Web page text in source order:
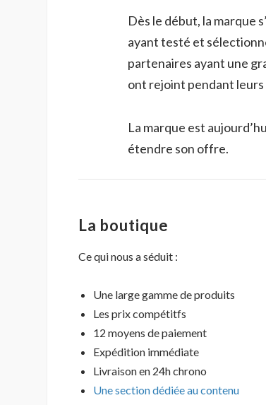
Dès le début, la marque
ayant testé et
partenaires ayant une
ont rejoint pendant leurs
La marque est
étendre son offre.
La boutique
Ce qui nous a séduit :
Une large gamme de produits
Les prix compétitfs
12 moyens de paiement
Expédition immédiate
Livraison en 24h chrono
Une section dédiée au contenu